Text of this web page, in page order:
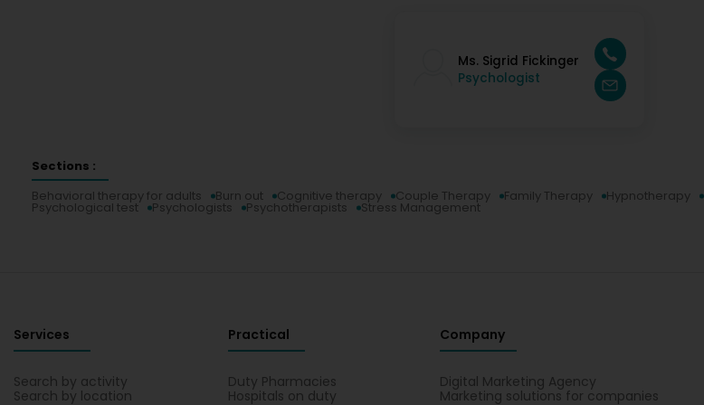
Ms. Sigrid Fickinger
Psychologist
Sections :
Behavioral therapy for adults
Burn out Cognitive therapy Couple Therapy Family Therapy Hypnotherapy
Psychological test Psychologists Psychotherapists Stress Management
Services
Search by activity
Search by location
Practical
Duty Pharmacies
Hospitals on duty
Company
Digital Marketing Agency
Marketing solutions for companies